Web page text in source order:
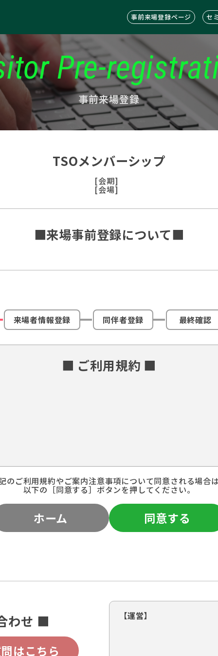
事前来場登録ページ セ
Pre-
事前来場登録
TSOメンバーシップ
[会期]
[会場]
■来場事前登録について■
来場者情報登録 同伴者登録 最終確認
■ ご利用規約 ■
のご利用規約やご案内注意事項について同意される場合
以下の［同意する］ボタンを押してください。
ホーム 同意する
わせ ■
はこちら
【運営】